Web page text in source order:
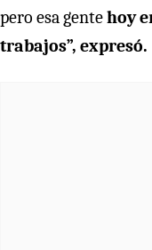
pero esa gentehoy
trabajos”, expresó.